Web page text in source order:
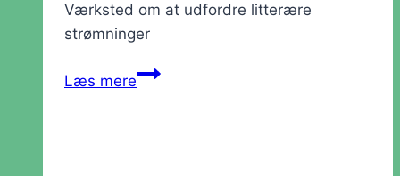
Værksted om at udfordre litterære
strømninger
Læs mereVærksted: